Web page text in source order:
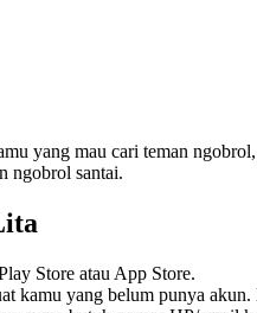
yang mau cari teman
ngobrol santai.
Store atau App Store.
kamu yang belum punya